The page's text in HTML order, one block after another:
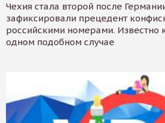
Чехия стала второй после
зафиксировали прецедент
российскими номерами. Известно
одном подобном случае